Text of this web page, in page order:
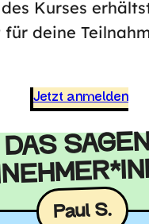
Kurses
deine
Jetzt anmelden
DAS
Paul S.